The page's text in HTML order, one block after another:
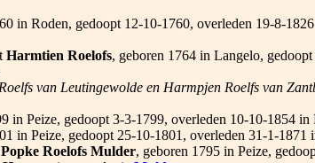
in Roden, gedoopt 12-10-1760, overleden 19-8-
Harmtien Roelofs, geboren 1764 in Langelo,
van Leutingewolde en Harmpjen Roelfs van
in Peize, gedoopt 3-3-1799, overleden 10-10-1854 in
in Peize, gedoopt 25-10-1801, overleden 31-1-1871
Popke Roelofs Mulder, geboren 1795 in Peize,